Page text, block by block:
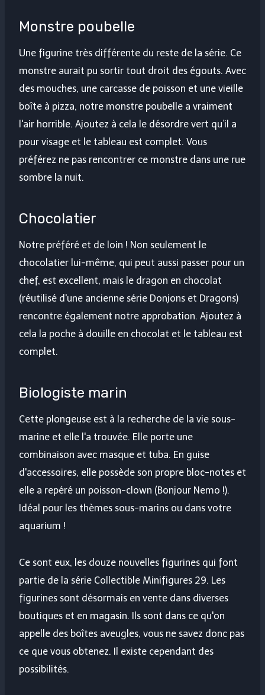
Monstre poubelle
Une figurine très différente du reste de la série. Ce
monstre aurait pu sortir tout droit des égouts. Avec
des mouches, une carcasse de poisson et une vieille
boîte à pizza, notre monstre poubelle a vraiment
l'air horrible. Ajoutez à cela le désordre vert qu’il a
pour visage et le tableau est complet. Vous
préférez ne pas rencontrer ce monstre dans une rue
sombre la nuit.
Chocolatier
Notre préféré et de loin ! Non seulement le
chocolatier lui-même, qui peut aussi passer pour un
chef, est excellent, mais le dragon en chocolat
(réutilisé d'une ancienne série Donjons et Dragons)
rencontre également notre approbation. Ajoutez à
cela la poche à douille en chocolat et le tableau est
complet.
Biologiste marin
Cette plongeuse est à la recherche de la vie sous-
marine et elle l'a trouvée. Elle porte une
combinaison avec masque et tuba. En guise
d'accessoires, elle possède son propre bloc-notes et
elle a repéré un poisson-clown (Bonjour Nemo !).
Idéal pour les thèmes sous-marins ou dans votre
aquarium !
Ce sont eux, les douze nouvelles figurines qui font
partie de la série Collectible Minifigures 29. Les
figurines sont désormais en vente dans diverses
boutiques et en magasin. Ils sont dans ce qu'on
appelle des boîtes aveugles, vous ne savez donc pas
ce que vous obtenez. Il existe cependant des
possibilités.